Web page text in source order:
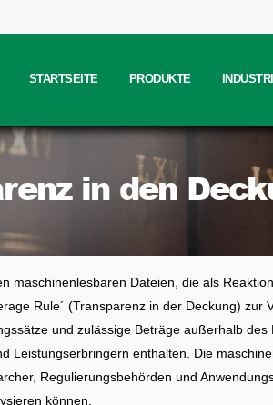
STARTSEITE PRODUKTE
in den
maschinenlesbaren Dateien, die als
Rule´ (Transparenz in der Deckung) zur
und zulässige Beträge außerhalb des
Leistungserbringern enthalten. Die
Regulierungsbehörden und
können.